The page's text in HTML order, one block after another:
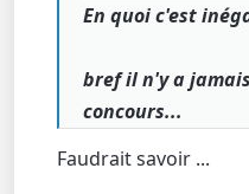
En quoi c'est
bref il n'y a
concours...
Faudrait savoir ...